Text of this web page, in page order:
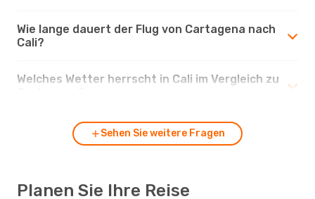
Wie lange dauert der Flug von Cartagena nach
Cali?
Welches Wetter herrscht in Cali im Vergleich zu
Sehen Sie weitere Fragen
Planen Sie Ihre Reise